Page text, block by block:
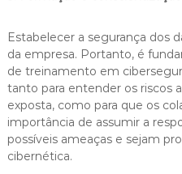
Estabelecer a segurança dos
da empresa. Portanto, é
de treinamento em
tanto para entender os riscos
exposta, como para que os
importância de assumir a
possíveis ameaças e sejam
cibernética.